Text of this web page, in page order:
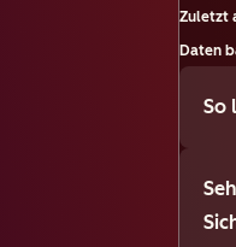
Zuletzt
Daten
So